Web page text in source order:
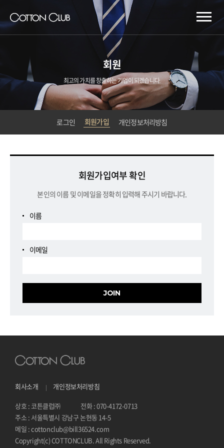
회원
최고의 가치를 창출하는 기업이 되겠습니다.
로그인 회원가입 개인정보처리방침
회원가입여부 확인
본인의 이름 및 이메일을 정확히 입력해 주시기 바랍니다.
이름
이메일
회사소개 개인정보처리방침
상호 : 코튼클럽㈜
전화 : 070-4172-0713
주소 : 서울특별시 강남구 논현동 14-5
메일 : cottonclub@bill36524.com
Copyright(c) COTTONCLUB. All Rights Reserved.